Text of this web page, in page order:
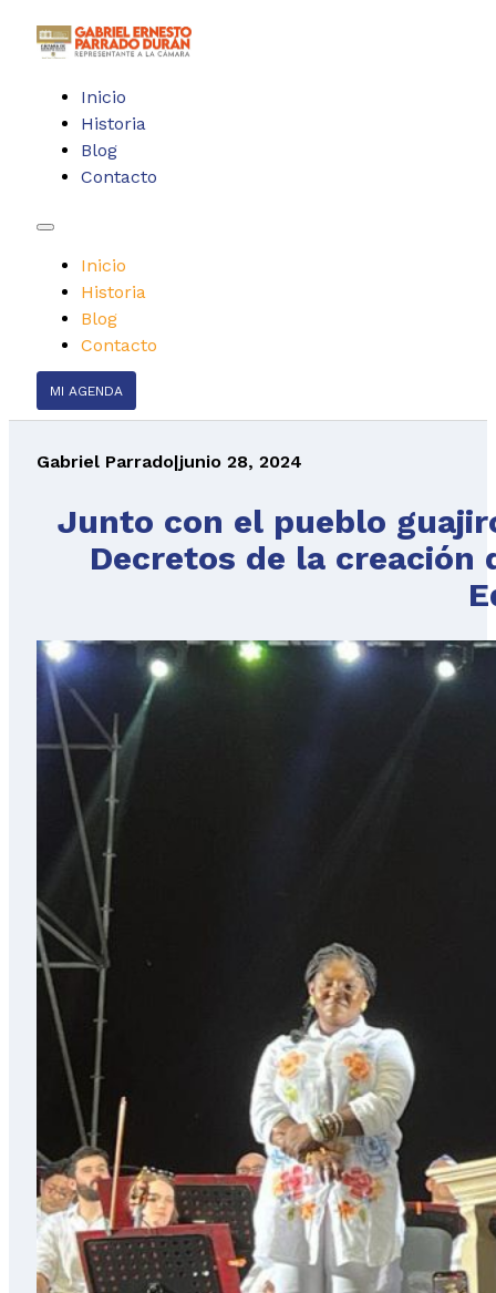
Inicio
Historia
Blog
Contacto
Inicio
Historia
Blog
Contacto
MI AGENDA
Gabriel Parrado|junio 28, 2024
Junto con el pueblo
Decretos de la